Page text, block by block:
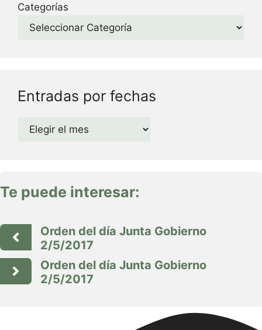
Categorías
Entradas por fechas
Archivos
Te puede interesar:
Orden del día Junta Gobierno
2/5/2017
Orden del día Junta Gobierno
2/5/2017